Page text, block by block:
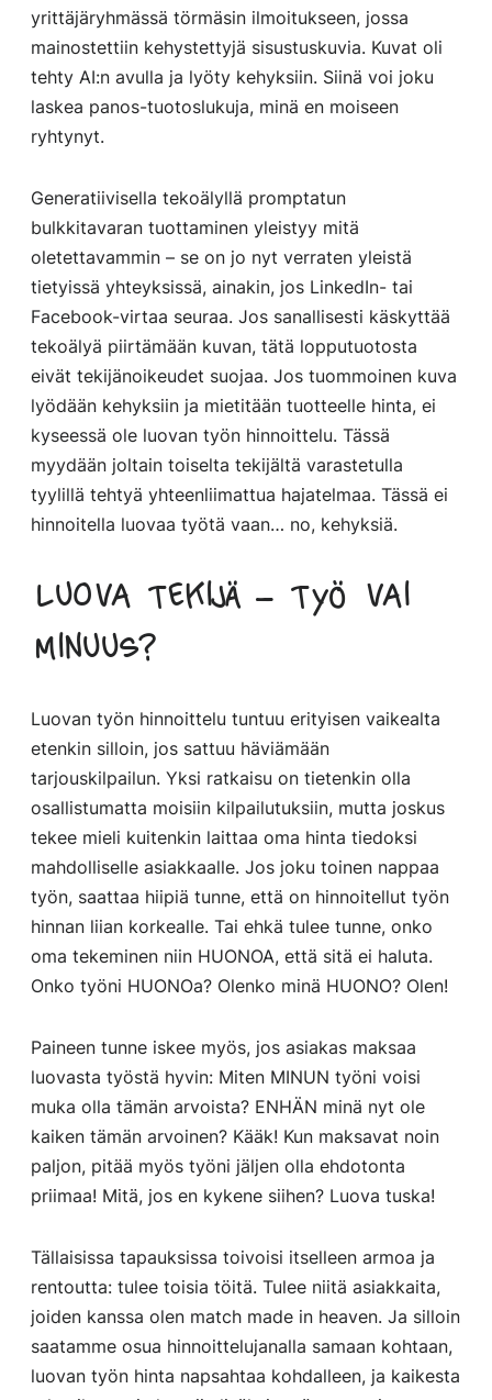
yrittäjäryhmässä törmäsin ilmoitukseen, jossa
mainostettiin kehystettyjä sisustuskuvia. Kuvat oli
tehty AI:n avulla ja lyöty kehyksiin. Siinä voi joku
laskea panos-tuotoslukuja, minä en moiseen
ryhtynyt.
Generatiivisella tekoälyllä promptatun
bulkkitavaran tuottaminen yleistyy mitä
oletettavammin – se on jo nyt verraten yleistä
tietyissä yhteyksissä, ainakin, jos LinkedIn- tai
Facebook-virtaa seuraa. Jos sanallisesti käskyttää
tekoälyä piirtämään kuvan, tätä lopputuotosta
eivät tekijänoikeudet suojaa. Jos tuommoinen kuva
lyödään kehyksiin ja mietitään tuotteelle hinta, ei
kyseessä ole luovan työn hinnoittelu. Tässä
myydään joltain toiselta tekijältä varastetulla
tyylillä tehtyä yhteenliimattua hajatelmaa. Tässä ei
hinnoitella luovaa työtä vaan… no, kehyksiä.
Luova tekijä – työ vai
minuus?
Luovan työn hinnoittelu tuntuu erityisen vaikealta
etenkin silloin, jos sattuu häviämään
tarjouskilpailun. Yksi ratkaisu on tietenkin olla
osallistumatta moisiin kilpailutuksiin, mutta joskus
tekee mieli kuitenkin laittaa oma hinta tiedoksi
mahdolliselle asiakkaalle. Jos joku toinen nappaa
työn, saattaa hiipiä tunne, että on hinnoitellut työn
hinnan liian korkealle. Tai ehkä tulee tunne, onko
oma tekeminen niin HUONOA, että sitä ei haluta.
Onko työni HUONOa? Olenko minä HUONO? Olen!
Paineen tunne iskee myös, jos asiakas maksaa
luovasta työstä hyvin: Miten MINUN työni voisi
muka olla tämän arvoista? ENHÄN minä nyt ole
kaiken tämän arvoinen? Kääk! Kun maksavat noin
paljon, pitää myös työni jäljen olla ehdotonta
priimaa! Mitä, jos en kykene siihen? Luova tuska!
Tällaisissa tapauksissa toivoisi itselleen armoa ja
rentoutta: tulee toisia töitä. Tulee niitä asiakkaita,
joiden kanssa olen match made in heaven. Ja silloin
saatamme osua hinnoittelujanalla samaan kohtaan,
luovan työn hinta napsahtaa kohdalleen, ja kaikesta